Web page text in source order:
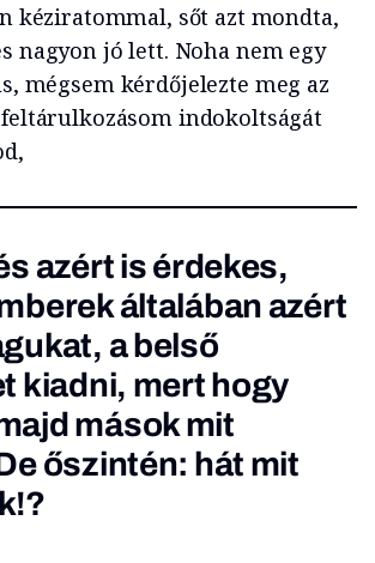
kéziratommal, sőt azt mondta,
nagyon jó lett. Noha nem egy
mégsem kérdőjelezte meg az
feltárulkozásom indokoltságát
azért is érdekes,
általában azért
a belső
kiadni, mert hogy
mások mit
őszintén: hát mit